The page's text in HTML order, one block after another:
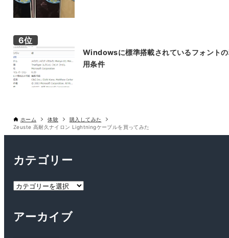
Windowsに標準搭載されているフォント
用条件
ホーム 体験
購入してみた
Zeuste 高耐久ナイロン Lightningケーブルを買ってみた
カテゴリー
カ
リ
アーカイブ